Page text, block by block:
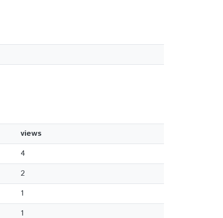
views
4
2
1
1